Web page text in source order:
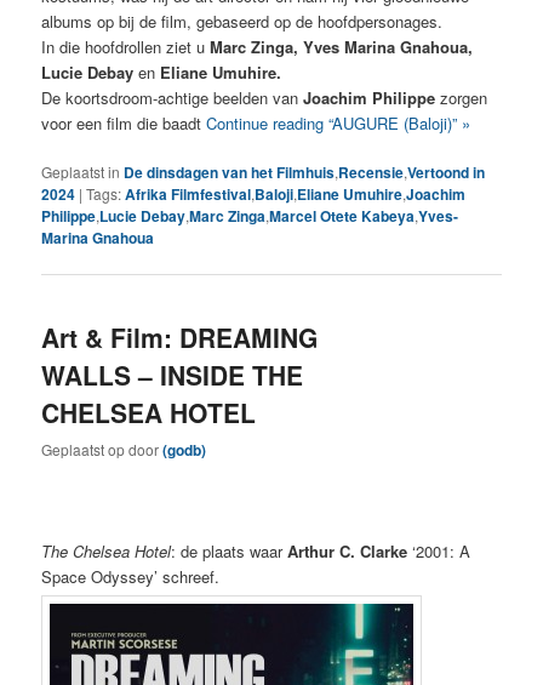
albums op bij de film, gebaseerd op de hoofdpersonages.
In die hoofdrollen ziet uMarc Zinga, Yves Marina Gnahoua,
Lucie Debay en Eliane Umuhire.
De koortsdroom-achtige beelden vanJoachim Philippe zorgen
voor een film die baadtContinue reading “AUGURE (Baloji)” »
Geplaatst in De dinsdagen van het Filmhuis,Recensie,Vertoond in
2024 |Tags:Afrika Filmfestival,Baloji,Eliane Umuhire,Joachim
Philippe,Lucie Debay,Marc Zinga,Marcel Otete Kabeya,Yves-
Marina Gnahoua
Art & Film: DREAMING
WALLS – INSIDE THE
CHELSEA HOTEL
Geplaatst opdoor(godb)
The Chelsea Hotel: de plaats waarArthur C. Clarke ‘2001: A
Space Odyssey’ schreef.